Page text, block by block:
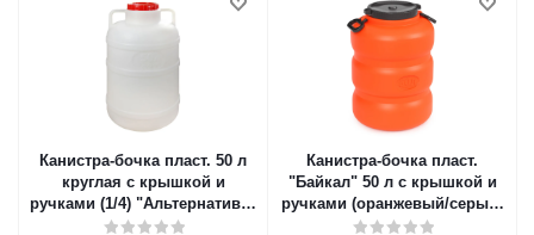
Канистра-бочка пласт. 50 л
круглая с крышкой и
ручками (1/4) "Альтернатива"
м048
Канистра-бочка пласт.
"Байкал" 50 л с крышкой и
ручками (оранжевый/серый)
(1/4) "Альтернатива" м7600